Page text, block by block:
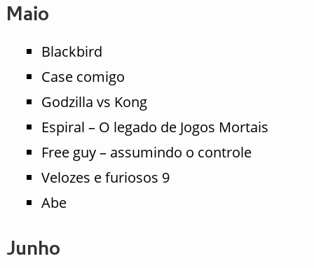
Maio
Blackbird
Case comigo
Godzilla vs Kong
Espiral – O legado de Jogos Mortais
Free guy – assumindo o controle
Velozes e furiosos 9
Abe
Junho